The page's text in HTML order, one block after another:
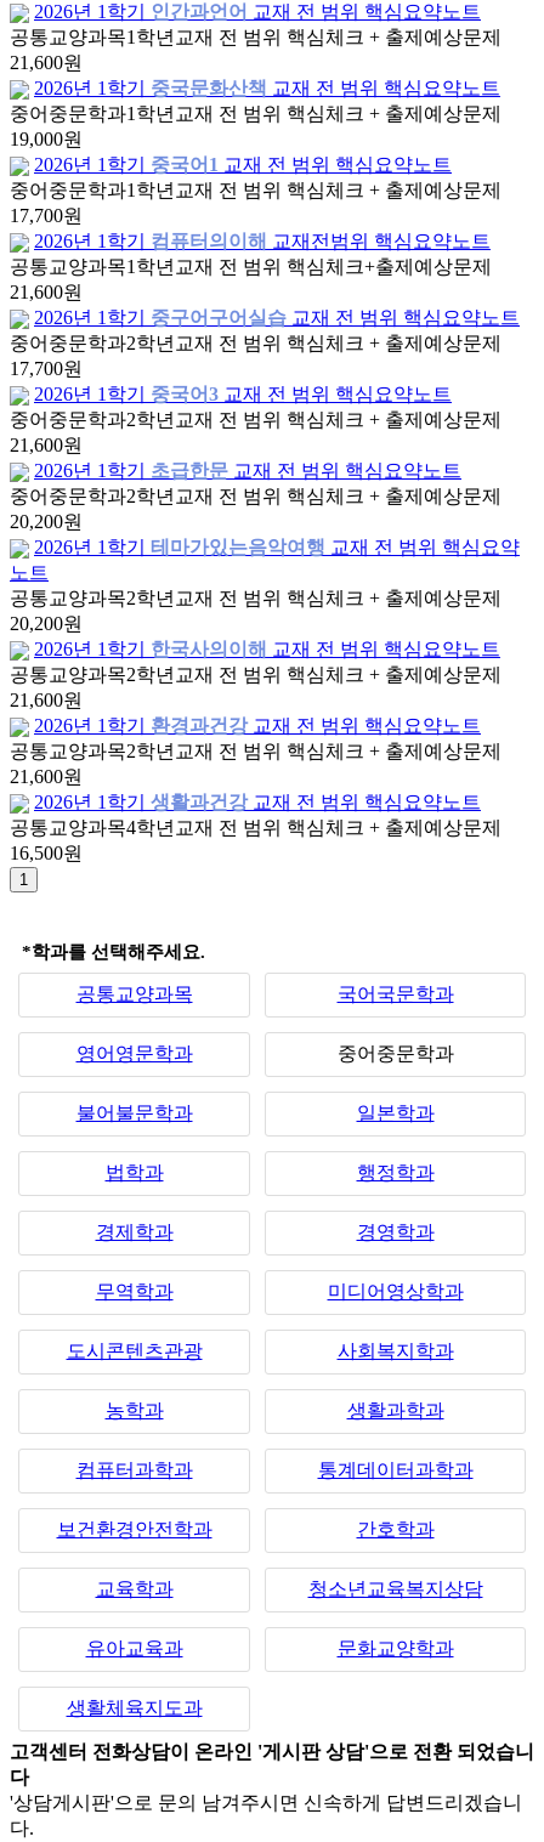
2026년 1학기
인간과언어 교재 전 범위 핵심요약노트
공통교양과목1학년 교재 전 범위 핵심체크 + 출제예상문제
21,600원
2026년 1학기
중국문화산책 교재 전 범위 핵심요약노트
중어중문학과1학년 교재 전 범위 핵심체크 + 출제예상문제
19,000원
2026년 1학기
중국어1 교재 전 범위 핵심요약노트
중어중문학과1학년 교재 전 범위 핵심체크 + 출제예상문제
17,700원
2026년 1학기
컴퓨터의이해 교재전범위 핵심요약노트
공통교양과목1학년 교재 전 범위 핵심체크+출제예상문제
21,600원
2026년 1학기
중구어구어실습 교재 전 범위 핵심요약노트
중어중문학과2학년 교재 전 범위 핵심체크 + 출제예상문제
17,700원
2026년 1학기
중국어3 교재 전 범위 핵심요약노트
중어중문학과2학년 교재 전 범위 핵심체크 + 출제예상문제
21,600원
2026년 1학기
초급한문 교재 전 범위 핵심요약노트
중어중문학과2학년 교재 전 범위 핵심체크 + 출제예상문제
20,200원
2026년 1학기
테마가있는음악여행 교재 전 범위 핵심요약
노트
공통교양과목2학년 교재 전 범위 핵심체크 + 출제예상문제
20,200원
2026년 1학기
한국사의이해 교재 전 범위 핵심요약노트
공통교양과목2학년 교재 전 범위 핵심체크 + 출제예상문제
21,600원
2026년 1학기
환경과건강 교재 전 범위 핵심요약노트
공통교양과목2학년 교재 전 범위 핵심체크 + 출제예상문제
21,600원
2026년 1학기
생활과건강 교재 전 범위 핵심요약노트
공통교양과목4학년 교재 전 범위 핵심체크 + 출제예상문제
16,500원
*학과를 선택해주세요.
공통교양과목 국어국문학과
영어영문학과 중어중문학과
불어불문학과 일본학과
법학과 행정학과
경제학과 경영학과
무역학과 미디어영상학과
도시콘텐츠관광 사회복지학과
농학과 생활과학과
컴퓨터과학과 통계데이터과학과
보건환경안전학과 간호학과
교육학과 청소년교육복지상담
유아교육과 문화교양학과
생활체육지도과
고객센터 전화상담이 온라인 '게시판 상담'으로 전환 되었습니
다
'상담게시판'으로 문의 남겨주시면 신속하게 답변드리겠습니
다.